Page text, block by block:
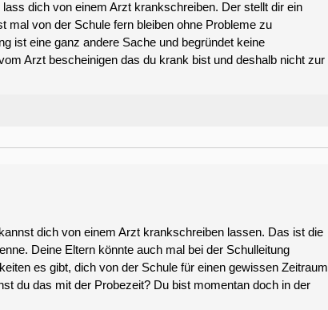
dich von einem Arzt krankschreiben. Der stellt dir ein
mal von der Schule fern bleiben ohne Probleme zu
ist eine ganz andere Sache und begründet keine
Arzt bescheinigen das du krank bist und deshalb nicht zur
dich von einem Arzt krankschreiben lassen. Das ist die
Deine Eltern könnte auch mal bei der Schulleitung
es gibt, dich von der Schule für einen gewissen Zeitraum
du das mit der Probezeit? Du bist momentan doch in der